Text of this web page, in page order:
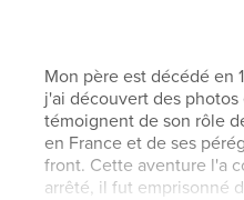
Mon père est décédé en
j'ai découvert des
témoignent de son rôle
en France et de ses
front. Cette aventure l'a
arrêté, il fut emprisonné